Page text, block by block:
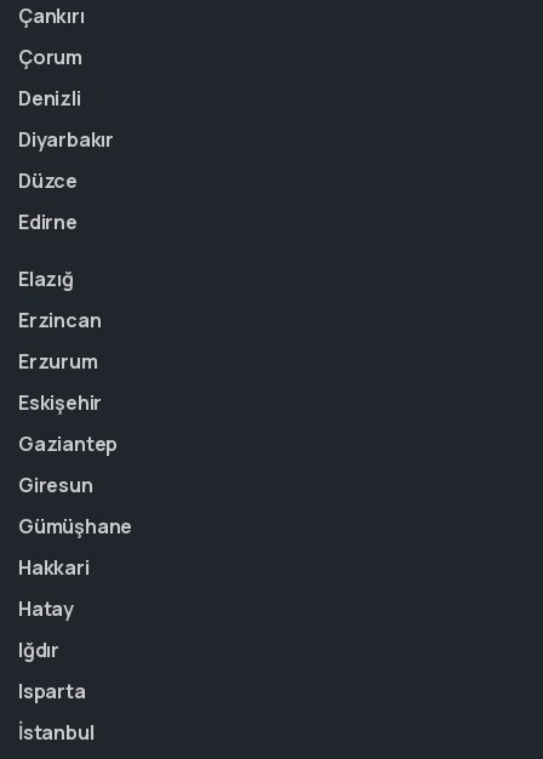
Çankırı
Çorum
Denizli
Diyarbakır
Düzce
Edirne
Elazığ
Erzincan
Erzurum
Eskişehir
Gaziantep
Giresun
Gümüşhane
Hakkari
Hatay
Iğdır
Isparta
İstanbul